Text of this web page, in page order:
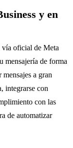
y en
oficial de Meta
mensajería de forma
a gran
integrarse con
con las
de automatizar